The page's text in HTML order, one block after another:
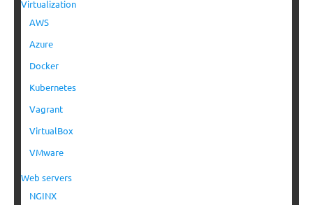
Virtualization
AWS
Azure
Docker
Kubernetes
Vagrant
VirtualBox
VMware
Web servers
NGINX